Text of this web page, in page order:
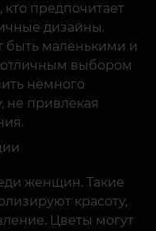
кто предпочитает
дизайны.
быть маленькими и
отличным выбором
немного
не привлекая
женщин. Такие
красоту,
Цветы могут